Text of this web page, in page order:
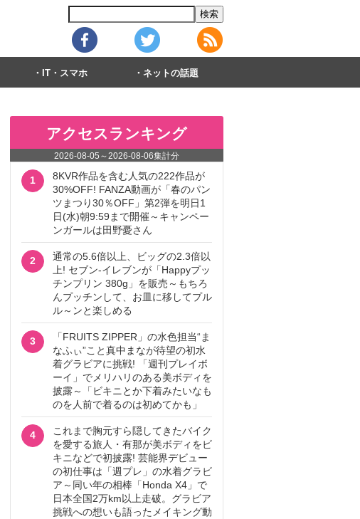
IT・スマホ ネットの話題
アクセスランキング
2026-08-05 ～2026-08-06集計分
1
8KVR作品を含む人気の222作品が
30%OFF! FANZA動画が「春のパン
ツまつり30％OFF」第2弾を明日1
日(水)朝9:59まで開催～キャンペー
ンガールは田野憂さん
2
通常の5.6倍以上、ビッグの2.3倍以
上! セブン‐イレブンが「Happyプッ
チンプリン 380g」を販売～もちろ
んプッチンして、お皿に移してプル
ル～ンと楽しめる
3
「FRUITS ZIPPER」の水色担当“ま
なふぃ”こと真中まなが待望の初水
着グラビアに挑戦! 「週刊プレイボ
ーイ」でメリハリのある美ボディを
披露～「ビキニとか下着みたいなも
のを人前で着るのは初めてかも」
4
これまで胸元すら隠してきたバイク
を愛する旅人・有那が美ボディをビ
キニなどで初披露! 芸能界デビュー
の初仕事は「週プレ」の水着グラビ
ア～同い年の相棒「Honda X4」で
日本全国2万km以上走破。グラビア
挑戦への想いも語ったメイキング動